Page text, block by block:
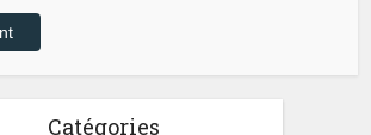
Catégories